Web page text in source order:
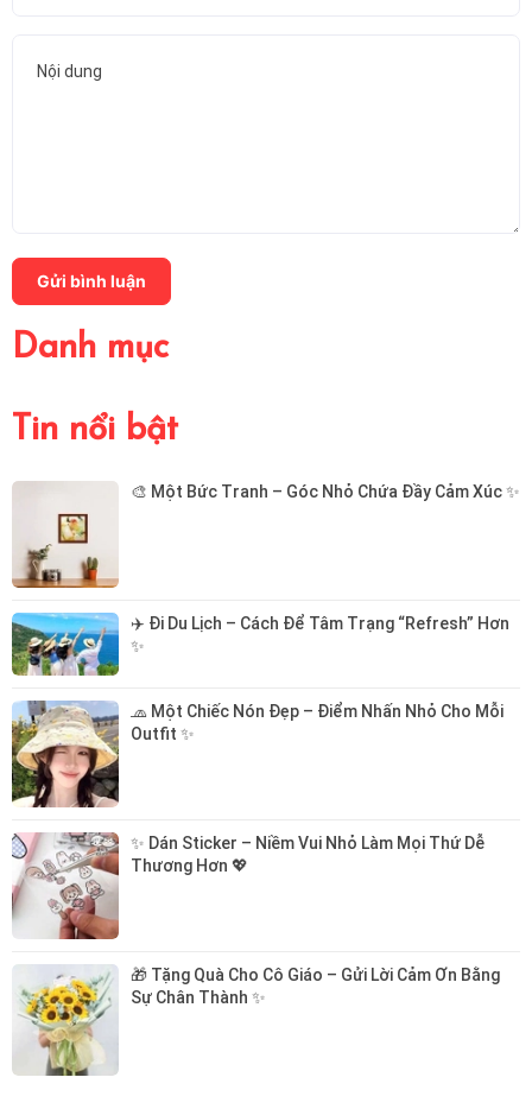
Gửi bình luận
Danh mục
Tin nổi bật
🎨 Một Bức Tranh – Góc Nhỏ Chứa Đầy Cảm Xúc ✨
✈️ Đi Du Lịch – Cách Để Tâm Trạng “Refresh” Hơn
✨
🧢 Một Chiếc Nón Đẹp – Điểm Nhấn Nhỏ Cho Mỗi
Outfit ✨
✨ Dán Sticker – Niềm Vui Nhỏ Làm Mọi Thứ Dễ
Thương Hơn 💖
🎁 Tặng Quà Cho Cô Giáo – Gửi Lời Cảm Ơn Bằng
Sự Chân Thành ✨